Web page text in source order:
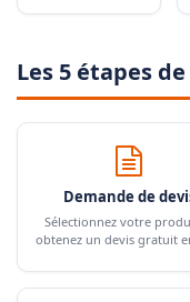
Les 5 étapes
Demande de
Sélectionnez votre
obtenez un devis gratuit